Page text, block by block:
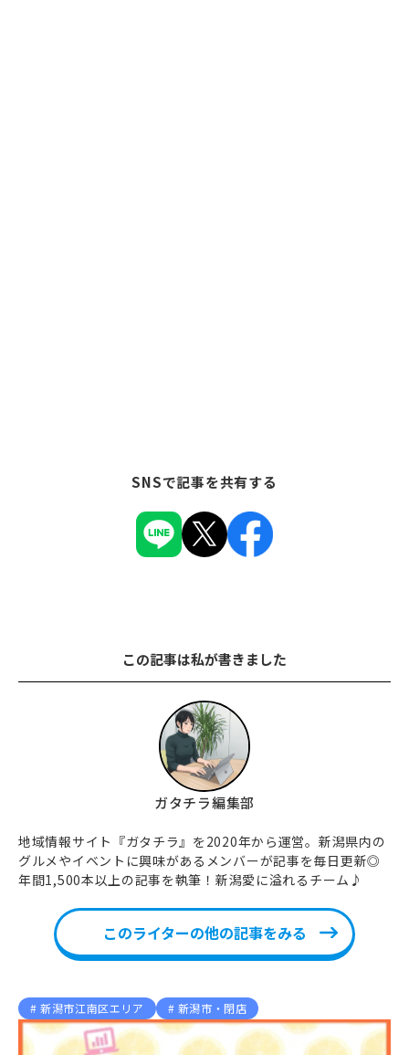
SNSで記事を共有する
この記事は私が書きました
ガタチラ編集部
地域情報サイト『ガタチラ』を2020年から運営。新潟県内の
グルメやイベントに興味があるメンバーが記事を毎日更新◎
年間1,500本以上の記事を執筆！新潟愛に溢れるチーム♪
このライターの他の記事をみる
新潟市江南区エリア 新潟市・閉店